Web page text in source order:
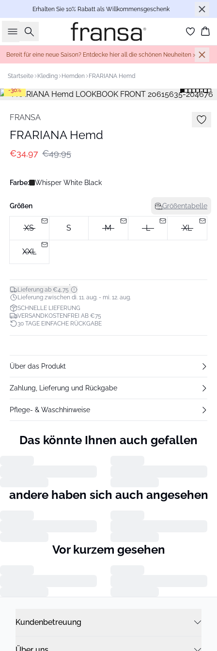
Erhalten Sie 10% Rabatt als Willkommensgeschenk
Suche
Bereit für eine neue Saison? Entdecke hier all die schönen Neuheiten >
Startseite Kleding Hemden FRARIANA Hemd
-30%
FRANSA
FRARIANA Hemd
€34,97 €49,95
Farbe: Whisper White Black
Größen Größentabelle
XS S M L XL
XXL
Lieferung ab €4,75*
Lieferung zwischen di. 11. aug. - mi. 12. aug.
SCHNELLE LIEFERUNG
VERSANDKOSTENFREI AB €75
30 TAGE EINFACHE RÜCKGABE
Über das Produkt
Zahlung, Lieferung und Rückgabe
Pflege- & Waschhinweise
Das könnte Ihnen auch gefallen
andere haben sich auch angesehen
Vor kurzem gesehen
Kundenbetreuung